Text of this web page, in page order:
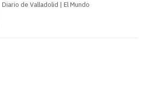
Diario de Valladolid | El Mundo